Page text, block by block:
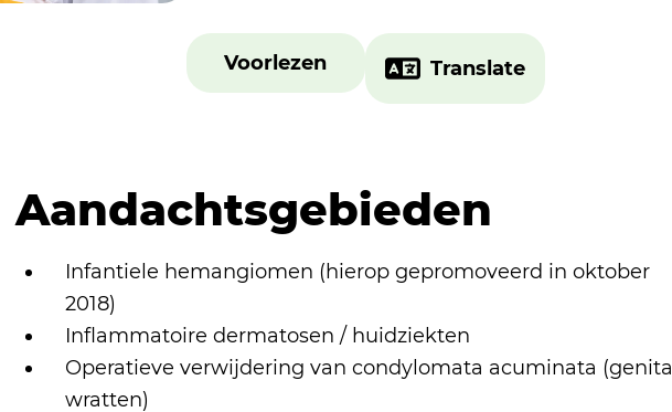
Voorlezen Translate
Aandachtsgebieden
Infantiele hemangiomen (hierop gepromoveerd in oktober
2018)
Inflammatoire dermatosen / huidziekten
Operatieve verwijdering van condylomata acuminata
wratten)